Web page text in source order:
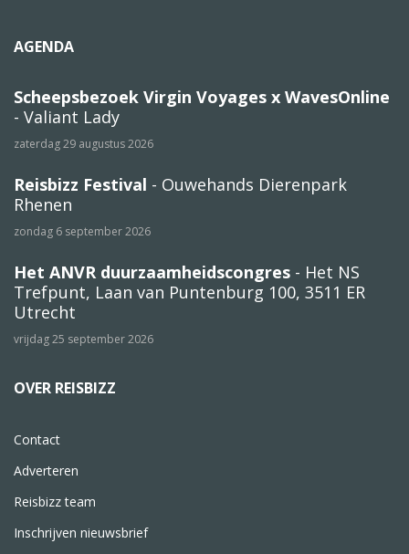
AGENDA
Scheepsbezoek Virgin Voyages x WavesOnline
- Valiant Lady
zaterdag 29 augustus 2026
Reisbizz Festival - Ouwehands Dierenpark
Rhenen
zondag 6 september 2026
Het ANVR duurzaamheidscongres - Het NS
Trefpunt, Laan van Puntenburg 100, 3511 ER
Utrecht
vrijdag 25 september 2026
OVER REISBIZZ
Contact
Adverteren
Reisbizz team
Inschrijven nieuwsbrief